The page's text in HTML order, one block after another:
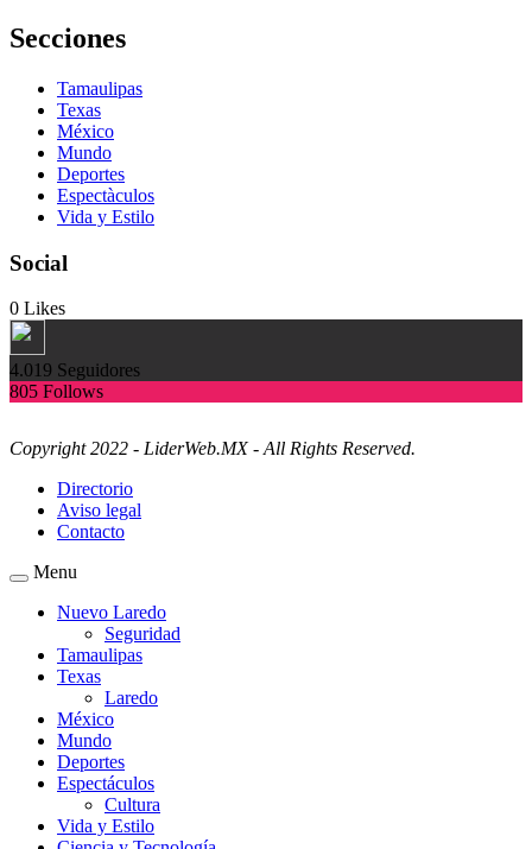
Secciones
Tamaulipas
Texas
México
Mundo
Deportes
Espectàculos
Vida y Estilo
Social
0 Likes
4.019 Seguidores
805 Follows
Copyright 2022 - LiderWeb.MX - All Rights Reserved.
Directorio
Aviso legal
Contacto
Menu
Nuevo Laredo
Seguridad
Tamaulipas
Texas
Laredo
México
Mundo
Deportes
Espectáculos
Cultura
Vida y Estilo